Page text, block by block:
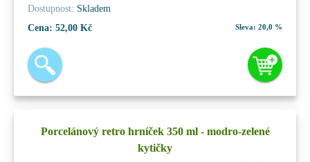
Dostupnost: Skladem
Cena: 52,00 Kč Sleva: 20,0 %
Porcelánový retro hrníček 350 ml - modro-zelené
kytičky